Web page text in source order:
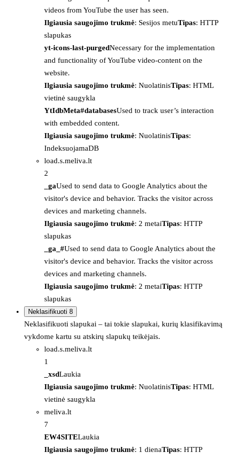
videos from YouTube the user has seen.
Ilgiausia saugojimo trukmė: Sesijos metuTipas: HTTP
slapukas
yt-icons-last-purgedNecessary for the implementation
and functionality of YouTube video-content on the
website.
Ilgiausia saugojimo trukmė: NuolatinisTipas: HTML
vietinė saugykla
YtIdbMeta#databasesUsed to track user’s interaction
with embedded content.
Ilgiausia saugojimo trukmė: NuolatinisTipas:
IndeksuojamaDB
load.s.meliva.lt
2
_gaUsed to send data to Google Analytics about the
visitor's device and behavior. Tracks the visitor across
devices and marketing channels.
Ilgiausia saugojimo trukmė: 2 metaiTipas: HTTP
slapukas
_ga_#Used to send data to Google Analytics about the
visitor's device and behavior. Tracks the visitor across
devices and marketing channels.
Ilgiausia saugojimo trukmė: 2 metaiTipas: HTTP
slapukas
Neklasifikuoti 8
Neklasifikuoti slapukai – tai tokie slapukai, kurių klasifikavimą
vykdome kartu su atskirų slapukų teikėjais.
load.s.meliva.lt
1
_xsdLaukia
Ilgiausia saugojimo trukmė: NuolatinisTipas: HTML
vietinė saugykla
meliva.lt
7
EW4SITELaukia
Ilgiausia saugojimo trukmė: 1 dienaTipas: HTTP